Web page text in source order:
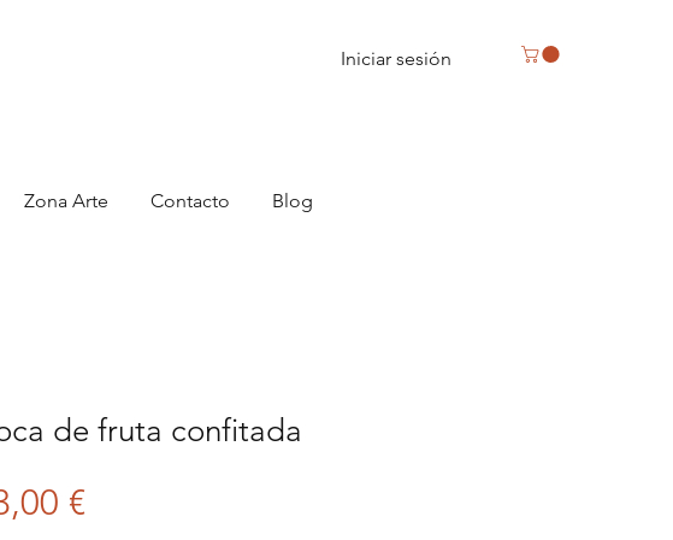
Iniciar sesión
Zona Arte Contacto Blog
de fruta confitada
€